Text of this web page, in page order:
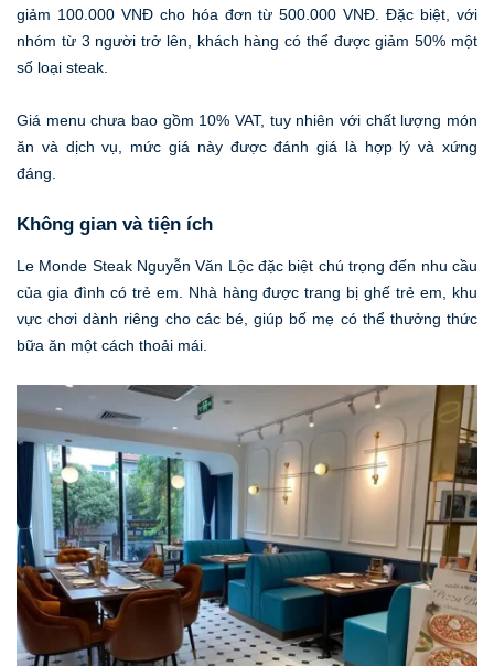
giảm 100.000 VNĐ cho hóa đơn từ 500.000 VNĐ. Đặc biệt, với
nhóm từ 3 người trở lên, khách hàng có thể được giảm 50% một
số loại steak.
Giá menu chưa bao gồm 10% VAT, tuy nhiên với chất lượng món
ăn và dịch vụ, mức giá này được đánh giá là hợp lý và xứng
đáng.
Không gian và tiện ích
Le Monde Steak Nguyễn Văn Lộc đặc biệt chú trọng đến nhu cầu
của gia đình có trẻ em. Nhà hàng được trang bị ghế trẻ em, khu
vực chơi dành riêng cho các bé, giúp bố mẹ có thể thưởng thức
bữa ăn một cách thoải mái.